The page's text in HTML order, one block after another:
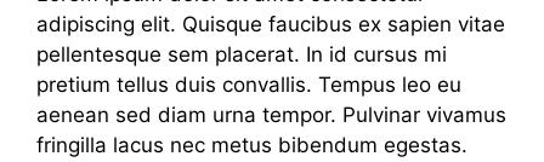
adipiscing elit. Quisque faucibus ex sapien vitae
pellentesque sem placerat. In id cursus mi
pretium tellus duis convallis. Tempus leo eu
aenean sed diam urna tempor. Pulvinar vivamus
fringilla lacus nec metus bibendum egestas.